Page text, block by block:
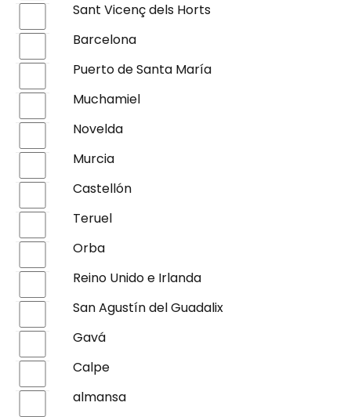
Sant Vicenç dels Horts
Barcelona
Puerto de Santa María
Muchamiel
Novelda
Murcia
Castellón
Teruel
Orba
Reino Unido e Irlanda
San Agustín del Guadalix
Gavá
Calpe
almansa